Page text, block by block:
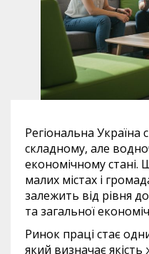
Регіональна Україна
складному, але
економічному
малих містах і
залежить від рівня
та загальної
Ринок праці стає
який визначає якість